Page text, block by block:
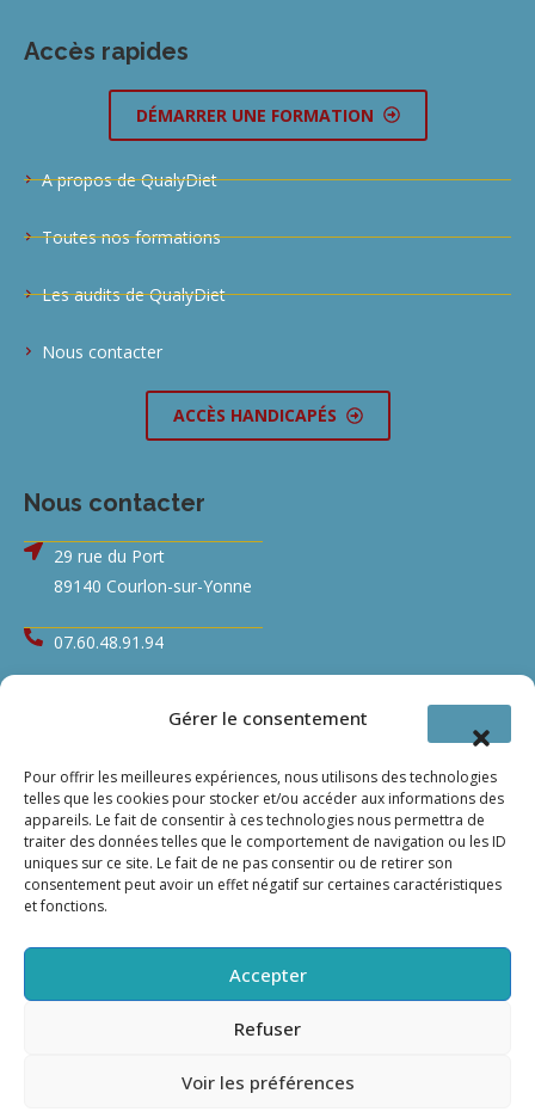
Gérer le consentement
Pour offrir les meilleures expériences, nous utilisons des technologies
telles que les cookies pour stocker et/ou accéder aux informations des
appareils. Le fait de consentir à ces technologies nous permettra de
traiter des données telles que le comportement de navigation ou les ID
uniques sur ce site. Le fait de ne pas consentir ou de retirer son
consentement peut avoir un effet négatif sur certaines caractéristiques
et fonctions.
Accepter
Refuser
Voir les préférences
Accès rapides
DÉMARRER UNE FORMATION
A propos de QualyDiet
Toutes nos formations
Les audits de QualyDiet
Nous contacter
ACCÈS HANDICAPÉS
Nous contacter
29 rue du Port
89140 Courlon-sur-Yonne
07.60.48.91.94
Ogusthym
FormYou
©Graphicomm
Copyright © 2025 Qualydiet - Tous droits réservés